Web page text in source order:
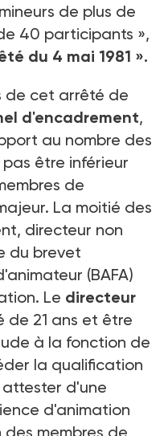
de plus de
40 participants »,
du 4 mai 1981 ».
de cet arrêté de
d'encadrement,
au nombre des
être inférieur
de
La moitié des
directeur non
du brevet
(BAFA)
Le directeur
de 21 ans et être
à la fonction de
la qualification
d'une
d'animation
membres de